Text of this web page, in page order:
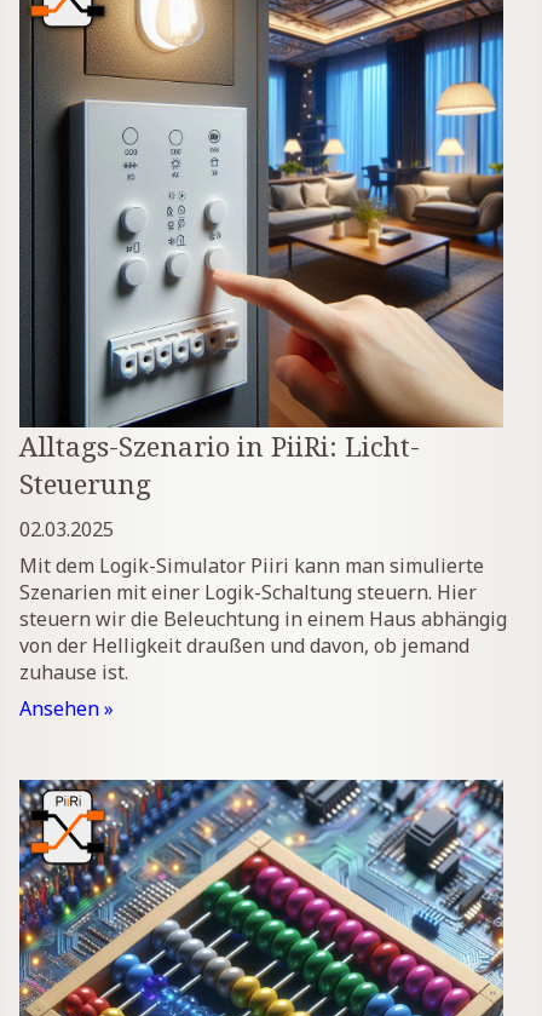
Alltags-Szenario in PiiRi: Licht-
Steuerung
02.03.2025
Mit dem Logik-Simulator Piiri kann man simulierte
Szenarien mit einer Logik-Schaltung steuern. Hier
steuern wir die Beleuchtung in einem Haus abhängig
von der Helligkeit draußen und davon, ob jemand
zuhause ist.
Ansehen »